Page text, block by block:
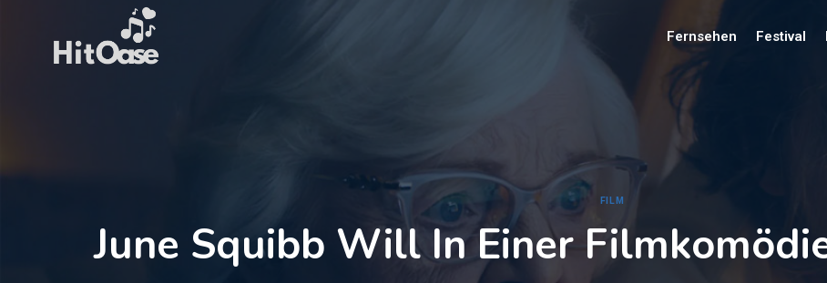
Fernsehen Festival
FILM
June Squibb Will In Einer